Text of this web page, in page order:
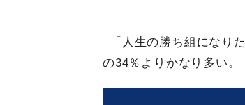
「人生の勝ち組になり
の34％よりかなり多い。